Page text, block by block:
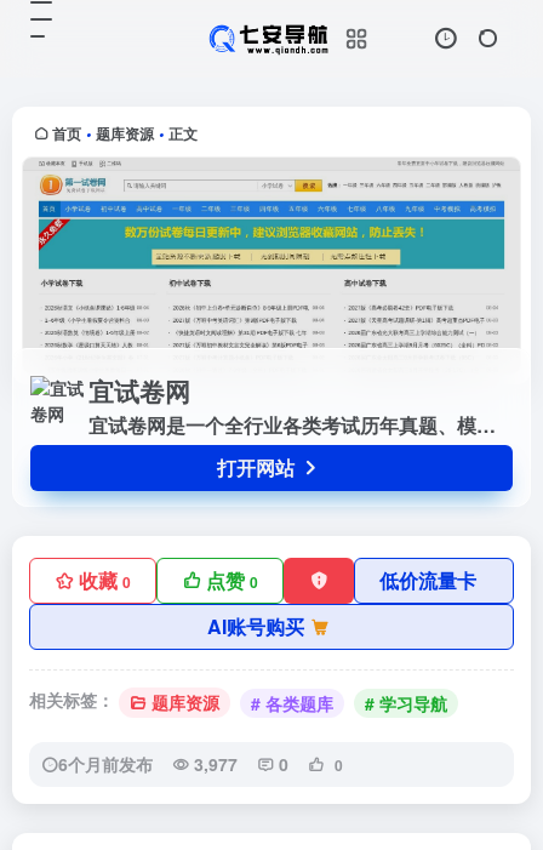
首页 • 题库资源 • 正文
宜试卷网
宜试卷网是一个全行业各类考试历年真题、模拟、押题试卷实时共享平台。所有试卷资源均排重处理，支持在线考试、查看答案解析、下载、打印等。
打开网站
收藏 0 点赞0
低价流量卡
AI账号购买
相关标签： 题库资源 # 各类题库 # 学习导航
6个月前发布 3,977 0 0
台。所有试卷资源均排重处理，支持
在线考试、查看答案解析、下载、打
印等。